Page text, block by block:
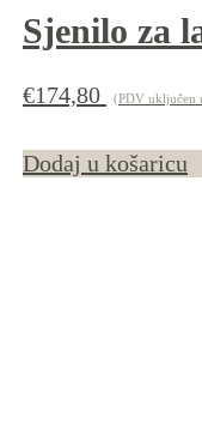
Sjenilo za
€174,80 (PDV uključen
Dodaj u košaricu